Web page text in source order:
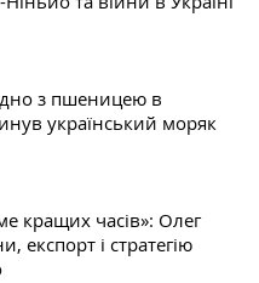
з пшеницею в
український моряк
кращих часів»: Олег
експорт і стратегію